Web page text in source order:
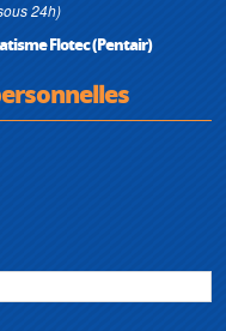
24h)
Flotec (Pentair)